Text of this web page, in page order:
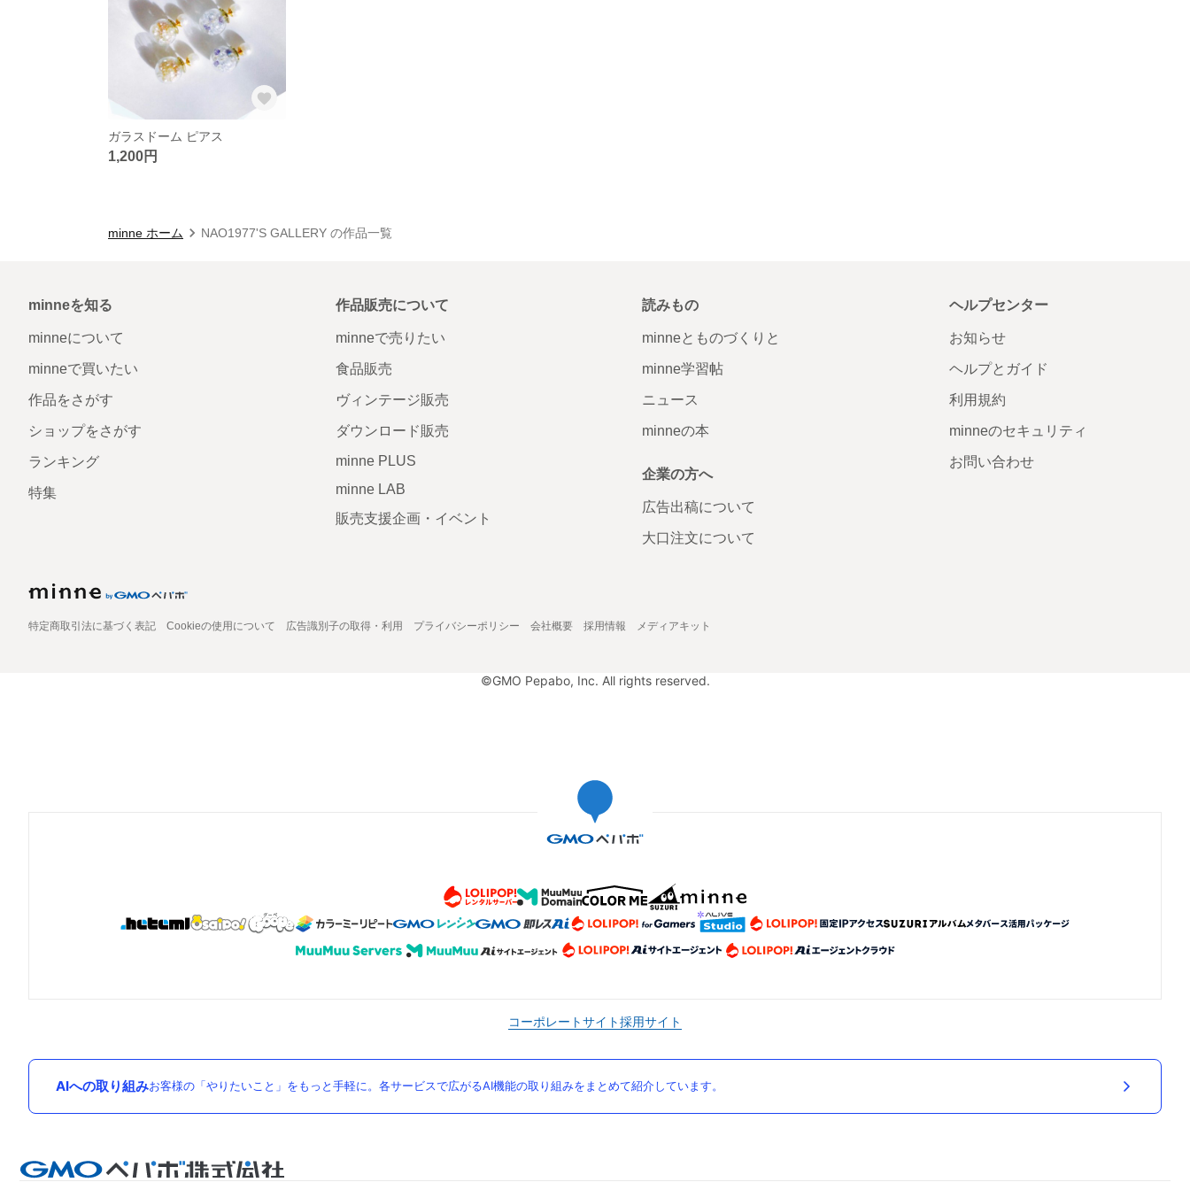
ガラスドーム ピアス
1,200円
minne ホーム NAO1977'S GALLERY の作品一覧
minneを知る
minneについて
minneで買いたい
作品をさがす
ショップをさがす
ランキング
特集
作品販売について
minneで売りたい
食品販売
ヴィンテージ販売
ダウンロード販売
minne PLUS
minne LAB
販売支援企画・イベント
読みもの
minneとものづくりと
minne学習帖
ニュース
minneの本
企業の方へ
広告出稿について
大口注文について
ヘルプセンター
お知らせ
ヘルプとガイド
利用規約
minneのセキュリティ
お問い合わせ
特定商取引法に基づく表記 Cookieの使用について 広告識別子の取得・利用 プライバシーポリシー 会社概要 採用情報 メディアキット
©GMO Pepabo, Inc. All rights reserved.
コーポレートサイト採用サイト
AIへの取り組みお客様の「やりたいこと」をもっと手軽に。各サービスで広がるAI機能の取り組みをまとめて紹介しています。